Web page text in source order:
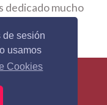
de sesión
usamos
Cookies
dedicado mucho